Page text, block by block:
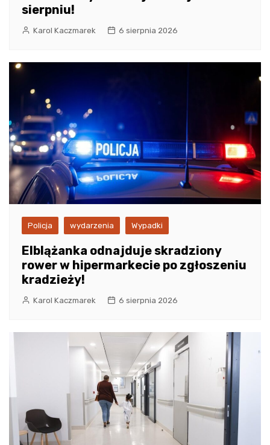
sierpniu!
Karol Kaczmarek 6 sierpnia 2026
Policja wydarzenia Wypadki
Elblążanka odnajduje skradziony
rower w hipermarkecie po zgłoszeniu
kradzieży!
Karol Kaczmarek 6 sierpnia 2026